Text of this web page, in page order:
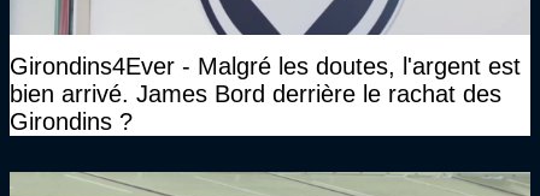
Girondins4Ever - Malgré les doutes, l'argent est
bien arrivé. James Bord derrière le rachat des
Girondins ?